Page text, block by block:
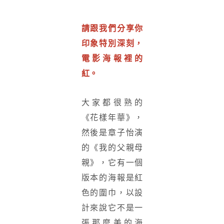
請跟我們分享你
印象特別深刻，
電影海報裡的
紅。
大家都很熟的
《花樣年華》，
然後是章子怡演
的《我的父親母
親》，它有一個
版本的海報是紅
色的圍巾，以設
計來說它不是一